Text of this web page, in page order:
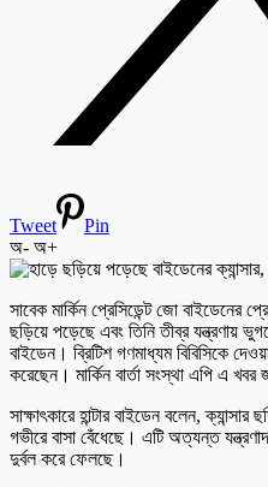
Tweet
Pin
অ- অ+
সাবেক মার্কিন প্রেসিডেন্ট জো বাইডেনের
ছড়িয়ে পড়েছে এবং তিনি তীব্র যন্ত্রণায়
বাইডেন। ব্রিটিশ গণমাধ্যম বিবিসিকে
করেছেন। মার্কিন বার্তা সংস্থা এপি এ খবর
সাক্ষাৎকারে হান্টার বাইডেন বলেন,
গভীরে বাসা বেঁধেছে। এটি অত্যন্ত
দুর্বল করে ফেলছে।